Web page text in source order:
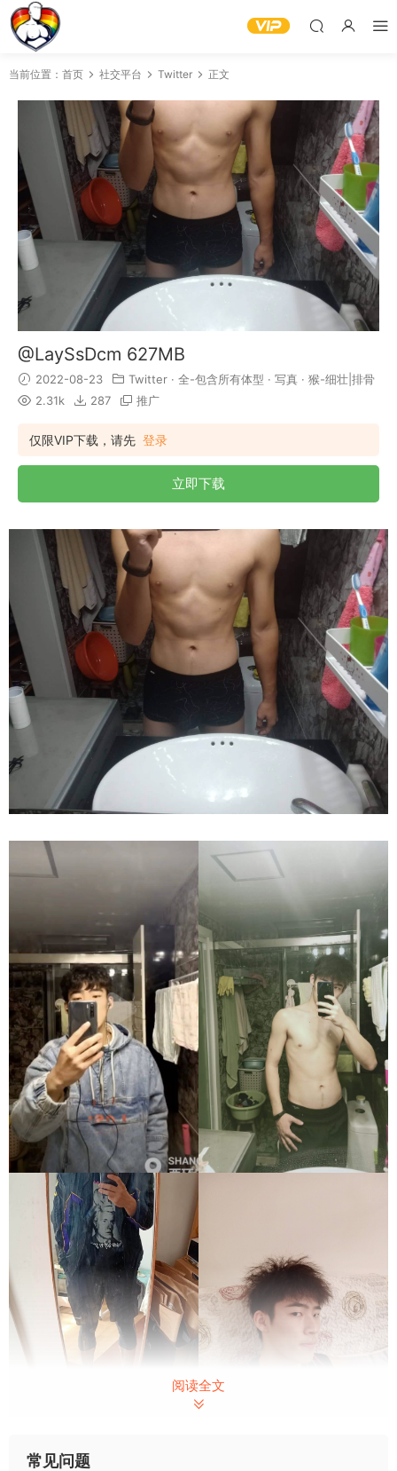
当前位置： 首页 社交平台 Twitter 正文
@LaySsDcm 627MB
2022-08-23 Twitter · 全-包含所有体型 · 写真 · 猴-细壮|排骨
2.31k
287 推广
仅限VIP下载，请先 登录
立即下载
阅读全文
常见问题